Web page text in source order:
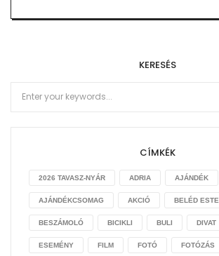
KERESÉS
CÍMKÉK
2026 TAVASZ-NYÁR ADRIA AJÁNDÉK
AJÁNDÉKCSOMAG AKCIÓ BELÉD
BESZÁMOLÓ BICIKLI BULI DIVAT
ESEMÉNY FILM FOTÓ FOTÓZÁS